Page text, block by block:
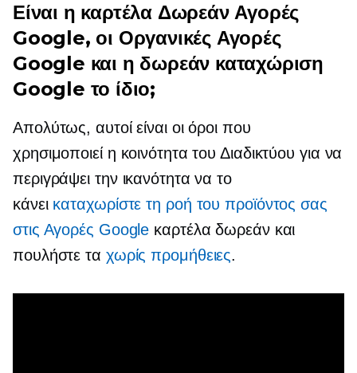
Είναι η καρτέλα Δωρεάν Αγορές
Google, οι Οργανικές Αγορές
Google και η δωρεάν καταχώριση
Google το ίδιο;
Απολύτως, αυτοί είναι οι όροι που
χρησιμοποιεί η κοινότητα του Διαδικτύου για να
περιγράψει την ικανότητα να το
κάνει καταχωρίστε τη ροή του προϊόντος σας
στις Αγορές Google καρτέλα δωρεάν και
πουλήστε τα χωρίς προμήθειες.